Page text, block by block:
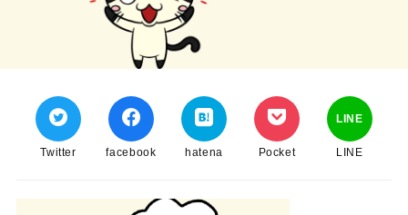
Twitter facebook hatena Pocket
LINE
LINE